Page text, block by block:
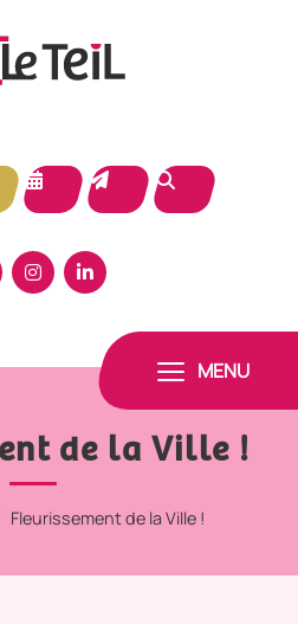
MENU
de la Ville !
Fleurissement de la Ville !